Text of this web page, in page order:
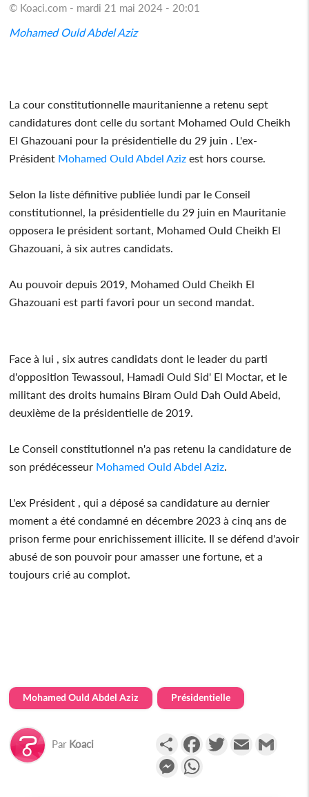
© Koaci.com - mardi 21 mai 2024 - 20:01
Mohamed Ould Abdel Aziz
La cour constitutionnelle mauritanienne a retenu sept
candidatures dont celle du sortant Mohamed Ould Cheikh
El Ghazouani pour la présidentielle du 29 juin . L'ex-
Président Mohamed Ould Abdel Aziz est hors course.
Selon la liste définitive publiée lundi par le Conseil
constitutionnel, la présidentielle du 29 juin en Mauritanie
opposera le président sortant, Mohamed Ould Cheikh El
Ghazouani, à six autres candidats.
Au pouvoir depuis 2019, Mohamed Ould Cheikh El
Ghazouani est parti favori pour un second mandat.
Face à lui , six autres candidats dont le leader du parti
d'opposition Tewassoul, Hamadi Ould Sid' El Moctar, et le
militant des droits humains Biram Ould Dah Ould Abeid,
deuxième de la présidentielle de 2019.
Le Conseil constitutionnel n'a pas retenu la candidature de
son prédécesseur Mohamed Ould Abdel Aziz.
L'ex Président , qui a déposé sa candidature au dernier
moment a été condamné en décembre 2023 à cinq ans de
prison ferme pour enrichissement illicite. Il se défend d'avoir
abusé de son pouvoir pour amasser une fortune, et a
toujours crié au complot.
Mohamed Ould Abdel Aziz Présidentielle
Par Koaci PartagerFacebookTwitterEmail
Messenger